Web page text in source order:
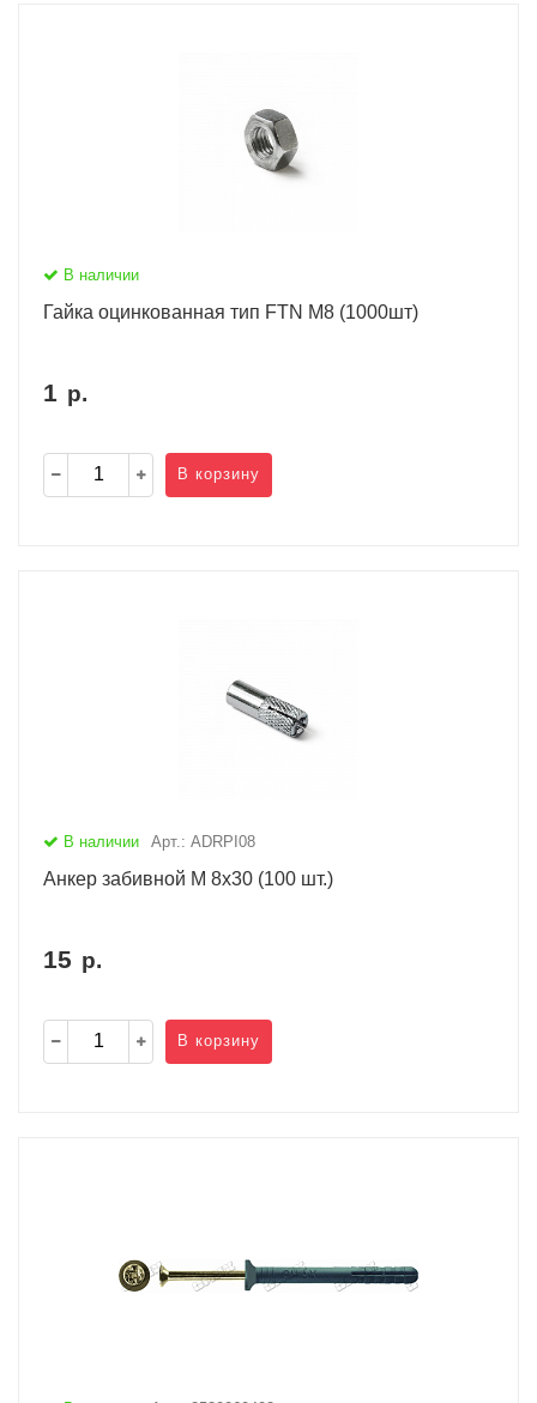
В наличии
Гайка оцинкованная тип FTN M8 (1000шт)
1 р.
В корзину
В наличии Арт.: ADRPI08
Анкер забивной М 8x30 (100 шт.)
15 р.
В корзину